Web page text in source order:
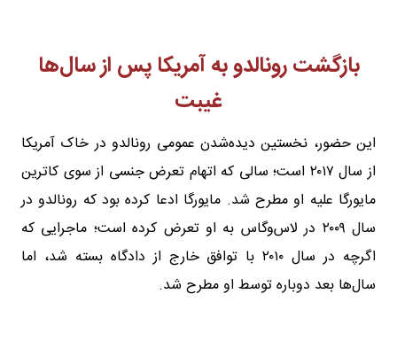
بازگشت رونالدو به آمریکا پس از سال‌ها
غیبت
این حضور، نخستین دیده‌شدن عمومی رونالدو در خاک آمریکا
از سال ۲۰۱۷ است؛ سالی که اتهام تعرض جنسی از سوی کاترین
مایورگا علیه او مطرح شد. مایورگا ادعا کرده بود که رونالدو در
سال ۲۰۰۹ در لاس‌وگاس به او تعرض کرده است؛ ماجرایی که
اگرچه در سال ۲۰۱۰ با توافق خارج از دادگاه بسته شد، اما
سال‌ها بعد دوباره توسط او مطرح شد.